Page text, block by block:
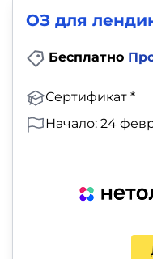
ОЗ для
Бесплатно
Сертификат *
Начало: 24